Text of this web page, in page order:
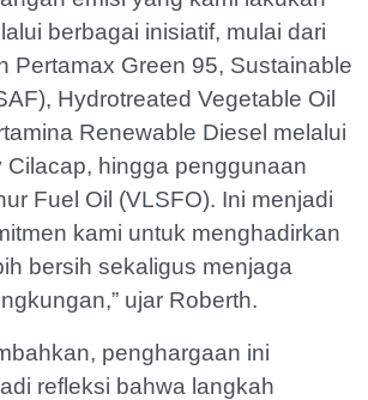
berbagai inisiatif, mulai dari
Pertamax Green 95, Sustainable
Hydrotreated Vegetable Oil
Renewable Diesel melalui
Cilacap, hingga penggunaan
Fuel Oil (VLSFO). Ini menjadi
kami untuk menghadirkan
bersih sekaligus menjaga
ujar Roberth.
penghargaan ini
refleksi bahwa langkah